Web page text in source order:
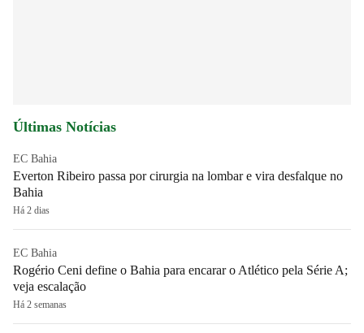
Últimas Notícias
EC Bahia
Everton Ribeiro passa por cirurgia na lombar e vira desfalque no
Bahia
Há 2 dias
EC Bahia
Rogério Ceni define o Bahia para encarar o Atlético pela Série A;
veja escalação
Há 2 semanas